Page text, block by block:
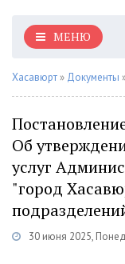
МЕНЮ
Хасавюрт » Документы
Об
услуг
"город
30 июня 2025,